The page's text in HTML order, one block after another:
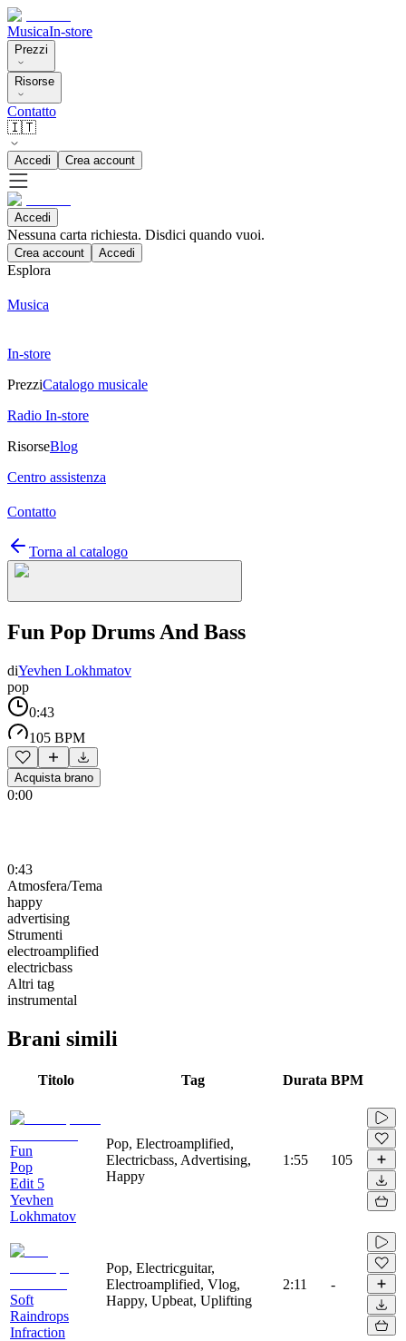
MusicaIn-store
Prezzi
Risorse
Contatto
🇮🇹
Accedi Crea account
Accedi
Nessuna carta richiesta. Disdici quando vuoi.
Crea account Accedi
Esplora
Musica
In-store
PrezziCatalogo musicale
Radio In-store
RisorseBlog
Centro assistenza
Contatto
Torna al catalogo
Fun Pop Drums And Bass
diYevhen Lokhmatov
pop
0:43
105 BPM
Acquista brano
0:00
0:43
Atmosfera/Tema
happy
advertising
Strumenti
electroamplified
electricbass
Altri tag
instrumental
Brani simili
Titolo Tag Durata BPM
Fun
Pop
Edit 5
Yevhen
Lokhmatov
Pop, Electroamplified,
Electricbass, Advertising,
Happy
1:55 105
Soft
Raindrops
Infraction
Pop, Electricguitar,
Electroamplified, Vlog,
Happy, Upbeat, Uplifting
2:11 -